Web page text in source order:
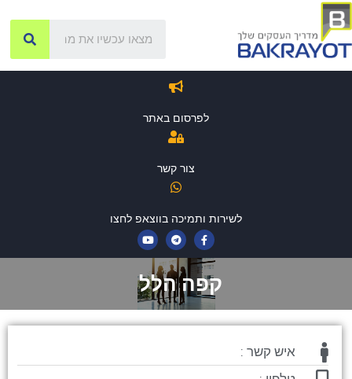
לפרסום באתר
צור קשר
לשירות ותמיכה בווצאפ לחצו
קפה הלל
איש קשר :